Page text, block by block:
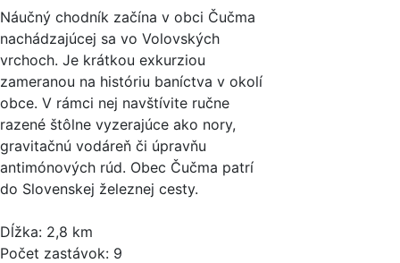
Náučný chodník začína v obci Čučma
nachádzajúcej sa vo Volovských
vrchoch. Je krátkou exkurziou
zameranou na históriu baníctva v okolí
obce. V rámci nej navštívite ručne
razené štôlne vyzerajúce ako nory,
gravitačnú vodáreň či úpravňu
antimónových rúd. Obec Čučma patrí
do Slovenskej železnej cesty.
Dĺžka: 2,8 km
Počet zastávok: 9